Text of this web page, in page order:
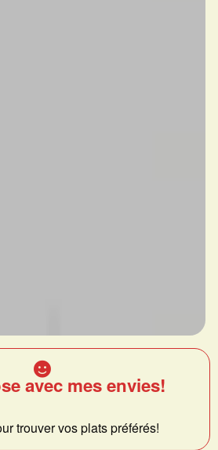
avec mes envies!
trouver vos plats préférés!